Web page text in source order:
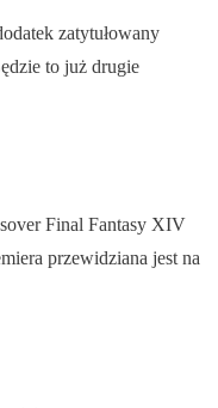
zatytułowany
to już drugie
Final Fantasy XIV
przewidziana jest na